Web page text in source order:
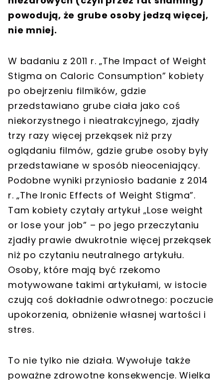
powodują, że grube osoby jedzą więcej,
nie mniej.
W badaniu z 2011 r. „The Impact of Weight
Stigma on Caloric Consumption” kobiety
po obejrzeniu filmików, gdzie
przedstawiano grube ciała jako coś
niekorzystnego i nieatrakcyjnego, zjadły
trzy razy więcej przekąsek niż przy
oglądaniu filmów, gdzie grube osoby były
przedstawiane w sposób nieoceniający.
Podobne wyniki przyniosło badanie z 2014
r. „The Ironic Effects of Weight Stigma”.
Tam kobiety czytały artykuł „Lose weight
or lose your job” – po jego przeczytaniu
zjadły prawie dwukrotnie więcej przekąsek
niż po czytaniu neutralnego artykułu.
Osoby, które mają być rzekomo
motywowane takimi artykułami, w istocie
czują coś dokładnie odwrotnego: poczucie
upokorzenia, obniżenie własnej wartości i
stres.
To nie tylko nie działa. Wywołuje także
poważne zdrowotne konsekwencje. Wielka